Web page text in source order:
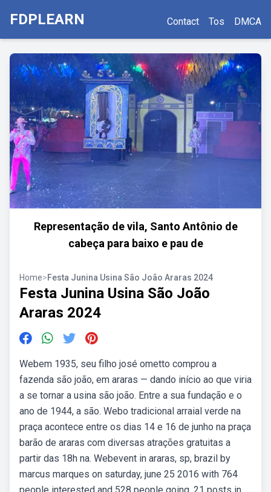
FDPLEARN Contact Tos DMCA
Representação de vila, Santo Antônio de
cabeça para baixo e pau de
Home>Festa Junina Usina São João Araras 2024
Festa Junina Usina São João
Araras 2024
Webem 1935, seu filho josé ometto comprou a
fazenda são joão, em araras — dando início ao que viria
a se tornar a usina são joão. Entre a sua fundação e o
ano de 1944, a são. Webo tradicional arraial verde na
praça acontece entre os dias 14 e 16 de junho na praça
barão de araras com diversas atrações gratuitas a
partir das 18h na. Webevent in araras, sp, brazil by
marcus marques on saturday, june 25 2016 with 764